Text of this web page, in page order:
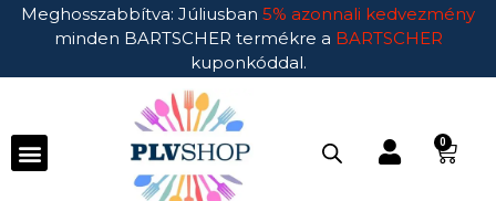
Meghosszabbítva: Júliusban 5% azonnali kedvezmény
minden BARTSCHER termékre a BARTSCHER
kuponkóddal.
0